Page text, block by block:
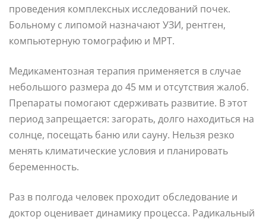
проведения комплексных исследований почек.
Больному с липомой назначают УЗИ, рентген,
компьютерную томографию и МРТ.
Медикаментозная терапия применяется в случае
небольшого размера до 45 мм и отсутствия жалоб.
Препараты помогают сдерживать развитие. В этот
период запрещается: загорать, долго находиться на
солнце, посещать баню или сауну. Нельзя резко
менять климатические условия и планировать
беременность.
Раз в полгода человек проходит обследование и
доктор оценивает динамику процесса. Радикальный